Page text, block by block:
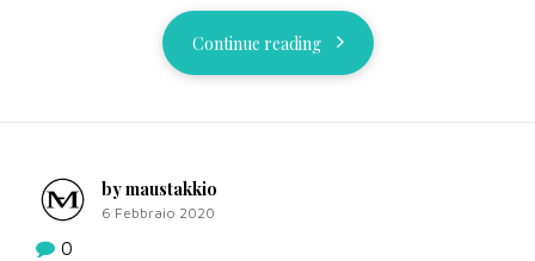
Continue reading
by maustakkio
6 Febbraio 2020
0